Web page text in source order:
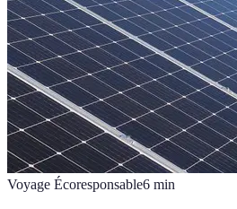
Voyage Écoresponsable6 min